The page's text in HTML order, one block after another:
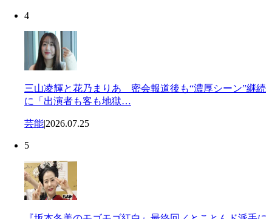
4
三山凌輝と花乃まりあ 密会報道後も“濃厚シーン”継続
に「出演者も客も地獄…
芸能|2026.07.25
5